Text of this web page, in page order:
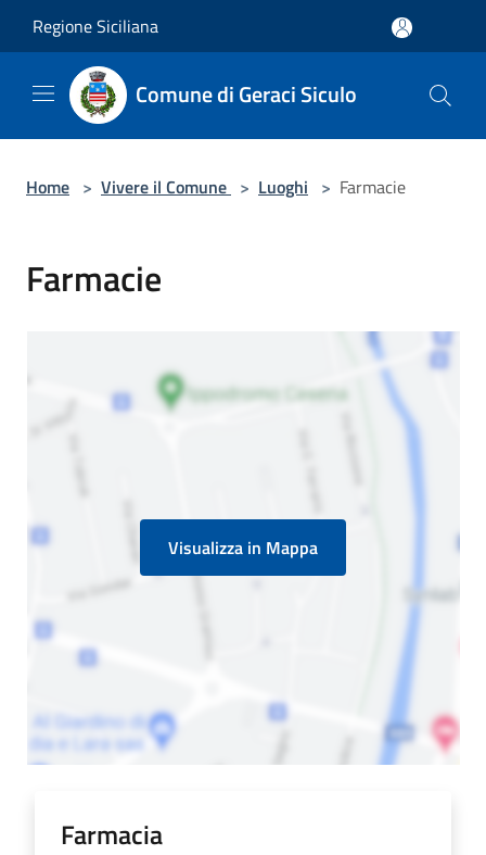
Regione Siciliana
Comune di Geraci Siculo
Home > Vivere il Comune > Luoghi > Farmacie
Farmacie
Visualizza in Mappa
Farmacia